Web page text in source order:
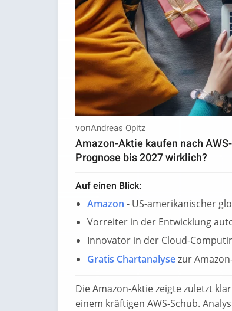
vonAndreas Opitz
Amazon-Aktie kaufen nach
Prognose bis 2027 wirklich?
Auf einen Blick:
Amazon - US-amerikanischer
Vorreiter in der Entwicklung
Innovator in der Cloud-
Gratis Chartanalysezur
Die Amazon-Aktie zeigte zuletzt
einem kräftigen AWS-Schub.